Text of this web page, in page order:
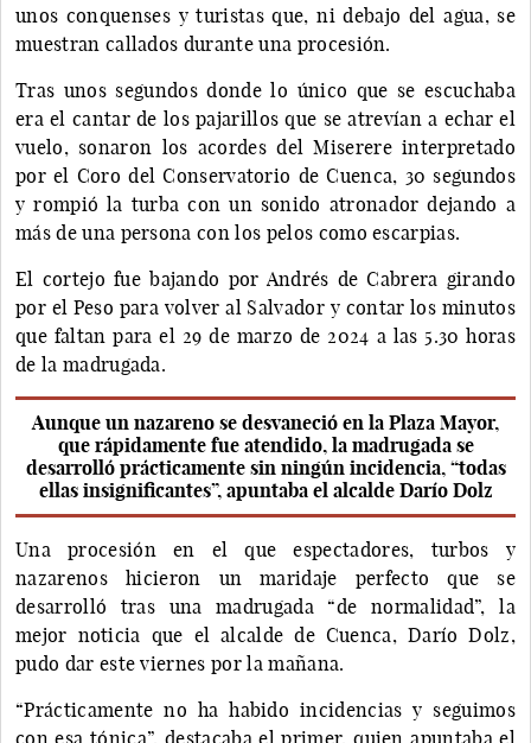
unos conquenses y turistas que, ni debajo del agua, se
muestran callados durante una procesión.
Tras unos segundos donde lo único que se escuchaba
era el cantar de los pajarillos que se atrevían a echar el
vuelo, sonaron los acordes del Miserere interpretado
por el Coro del Conservatorio de Cuenca, 30 segundos
y rompió la turba con un sonido atronador dejando a
más de una persona con los pelos como escarpias.
El cortejo fue bajando por Andrés de Cabrera girando
por el Peso para volver al Salvador y contar los minutos
que faltan para el 29 de marzo de 2024 a las 5.30 horas
de la madrugada.
Aunque un nazareno se desvaneció en la Plaza Mayor,
que rápidamente fue atendido, la madrugada se
desarrolló prácticamente sin ningún incidencia, “todas
ellas insignificantes”, apuntaba el alcalde Darío Dolz
Una procesión en el que espectadores, turbos y
nazarenos hicieron un maridaje perfecto que se
desarrolló tras una madrugada “de normalidad”, la
mejor noticia que el alcalde de Cuenca, Darío Dolz,
pudo dar este viernes por la mañana.
“Prácticamente no ha habido incidencias y seguimos
con esa tónica”, destacaba el primer, quien apuntaba el